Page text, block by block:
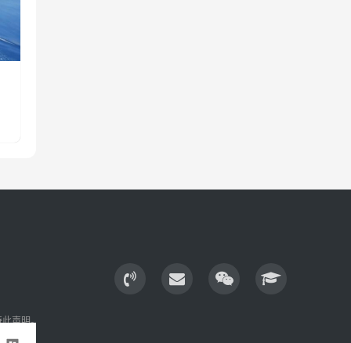
声明。